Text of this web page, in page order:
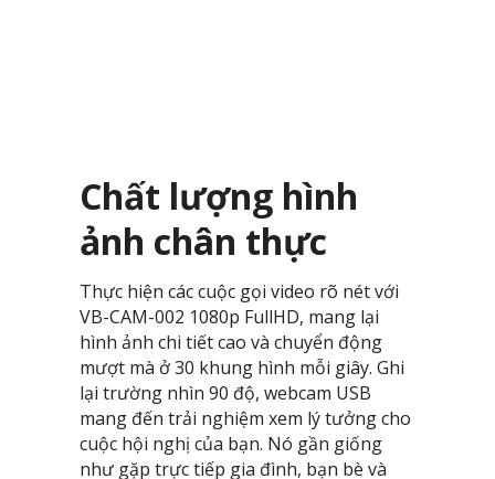
Chất lượng hình
ảnh chân thực
Thực hiện các cuộc gọi video rõ nét với
VB-CAM-002 1080p FullHD, mang lại
hình ảnh chi tiết cao và chuyển động
mượt mà ở 30 khung hình mỗi giây. Ghi
lại trường nhìn 90 độ, webcam USB
mang đến trải nghiệm xem lý tưởng cho
cuộc hội nghị của bạn. Nó gần giống
như gặp trực tiếp gia đình, bạn bè và